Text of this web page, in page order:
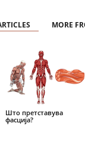
MORE
Што претставува
фасција?